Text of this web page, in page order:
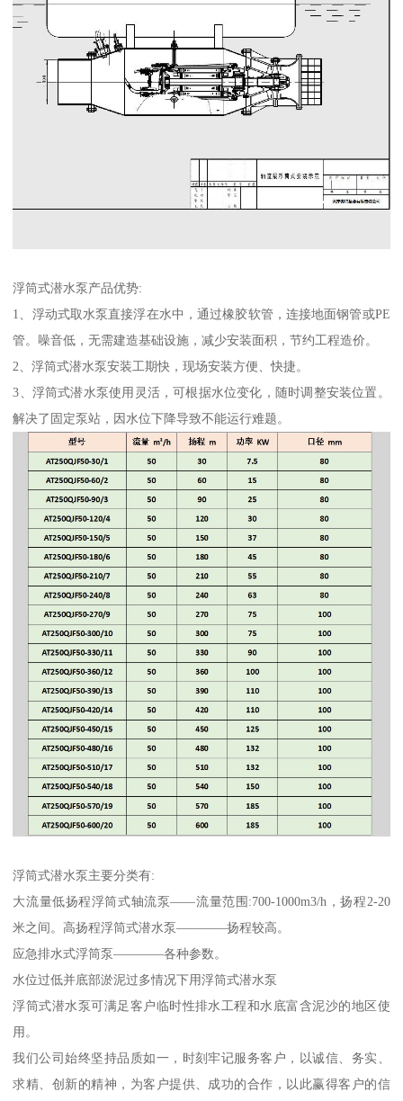
浮筒式潜水泵产品优势:
1、浮动式取水泵直接浮在水中，通过橡胶软管，连接地面钢管或PE
管。噪音低，无需建造基础设施，减少安装面积，节约工程造价。
2、浮筒式潜水泵安装工期快，现场安装方便、快捷。
3、浮筒式潜水泵使用灵活，可根据水位变化，随时调整安装位置。
解决了固定泵站，因水位下降导致不能运行难题。
浮筒式潜水泵主要分类有:
大流量低扬程浮筒式轴流泵——流量范围:700-1000m3/h，扬程2-20
米之间。高扬程浮筒式潜水泵————扬程较高。
应急排水式浮筒泵————各种参数。
水位过低并底部淤泥过多情况下用浮筒式潜水泵
浮筒式潜水泵可满足客户临时性排水工程和水底富含泥沙的地区使
用。
我们公司始终坚持品质如一，时刻牢记服务客户，以诚信、务实、
求精、创新的精神，为客户提供、成功的合作，以此赢得客户的信